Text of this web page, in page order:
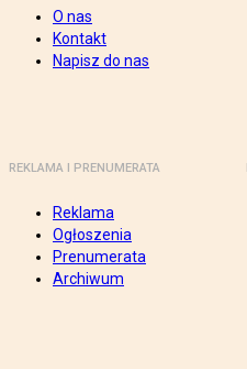
O nas
Kontakt
Napisz do nas
REKLAMA I PRENUMERATA
Reklama
Ogłoszenia
Prenumerata
Archiwum